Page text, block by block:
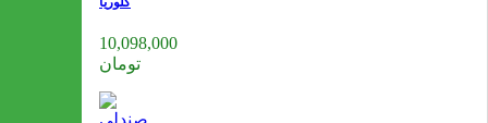
10,098,000
تومان